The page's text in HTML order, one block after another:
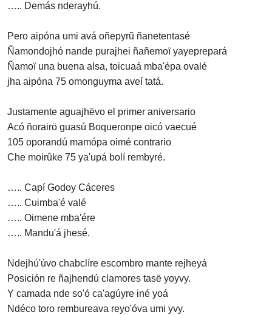
….. Demás nderayhú.
Pero aipóna umi avá oñepyrũ ñanetentasé
Ñamondojhó nande purajhei ñañemoï yayeprepará
Ñamoï una buena alsa, toicuaá mba'épa ovalé
jha aipóna 75 omonguyma aveí tatá.
Justamente aguajhëvo el primer aniversario
Acó ñorairö guasú Boqueronpe oicó vaecué
105 oporandú mamópa oimé contrario
Che moirûke 75 ya'upá bolí rembyré.
….. Capí Godoy Cáceres
….. Cuimba'é valé
….. Oimene mba'ére
….. Mandu'á jhesé.
Ndejhú'úvo chabclíre escombro mante rejheyá
Posición re ñajhendú clamores tasë yoyvy.
Y camada nde so'ó ca'agúyre iné yoá
Ndéco toro rembureava reyo'óva umi yvy.